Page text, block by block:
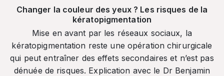
Changer la couleur des yeux ? Les risques de la
kératopigmentation
Mise en avant par les réseaux sociaux, la
kératopigmentation reste une opération chirurgicale
qui peut entraîner des effets secondaires et n’est pas
dénuée de risques. Explication avec le Dr Benjamin